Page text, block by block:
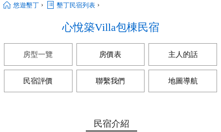
悠遊墾丁 › 墾丁民宿列表 ›
心悅築Villa包棟民宿
房型一覽 房價表 主人的話
民宿評價 聯繫我們 地圖導航
民宿介紹